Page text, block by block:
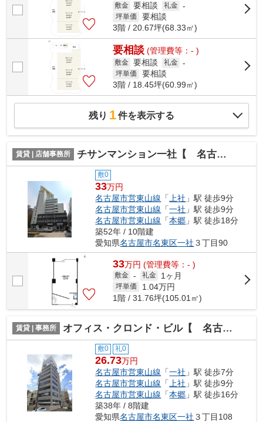
敷金 要相談 礼金 -
坪単価
要相談
3階 / 20.67坪(68.33㎡)
要相談 (管理費等：- )
敷金 要相談 礼金 -
坪単価
要相談
3階 / 18.45坪(60.99㎡)
残り 1件を表示する
賃貸 | 店舗事務所 チサンマンション一社【 名古屋の貸事務所・貸オフィス 】
敷0
33万円
名古屋市営東山線 「 上社 」駅 徒歩9分
名古屋市営東山線 「一社 」駅 徒歩9分
名古屋市営東山線 「本郷 」駅 徒歩18分
築52年 / 10階建
愛知県名古屋市名東区一社 ３丁目90
33万円 (管理費等：- )
敷金 - 礼金 1ヶ月
坪単価 1.04万円
1階 / 31.76坪(105.01㎡)
賃貸 | 事務所 オフィス・クロンド・ビル【 名古屋の貸事務所・貸オフィス 】
敷0 礼0
26.73万円
名古屋市営東山線 「一社 」駅 徒歩7分
名古屋市営東山線 「 上社 」駅 徒歩9分
名古屋市営東山線 「本郷 」駅 徒歩16分
築38年 / 8階建
愛知県名古屋市名東区一社 ３丁目108